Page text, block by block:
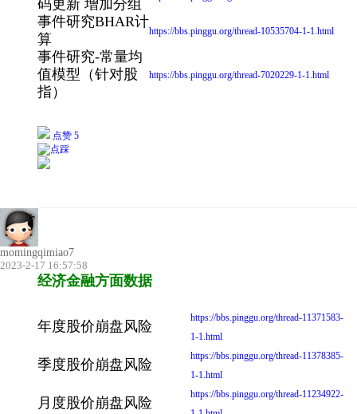
码更新 增加分组
事件研究BHAR计
算
https://bbs.pinggu.org/thread-10535704-1-1.html
事件研究-常量均
值模型（针对股
指）
https://bbs.pinggu.org/thread-7020229-1-1.html
点赞 5
momingqimiao7
2023-2-17 16:57:58
经济金融方面数据
年度股价崩盘风险
https://bbs.pinggu.org/thread-11371583-
1-1.html
季度股价崩盘风险
https://bbs.pinggu.org/thread-11378385-
1-1.html
月度股价崩盘风险
https://bbs.pinggu.org/thread-11234922-